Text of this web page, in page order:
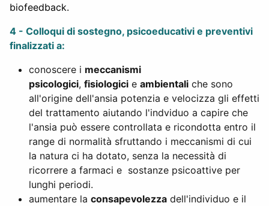
biofeedback.
4 - Colloqui di sostegno, psicoeducativi e preventivi
finalizzati a:
conoscere i meccanismi
psicologici, fisiologici e ambientali che sono
all'origine dell'ansia potenzia e velocizza gli effetti
del trattamento aiutando l'indviduo a capire che
l'ansia può essere controllata e ricondotta entro il
range di normalità sfruttando i meccanismi di cui
la natura ci ha dotato, senza la necessità di
ricorrere a farmaci e sostanze psicoattive per
lunghi periodi.
aumentare la consapevolezza dell'individuo e il